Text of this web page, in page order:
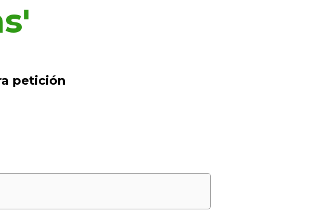
petición